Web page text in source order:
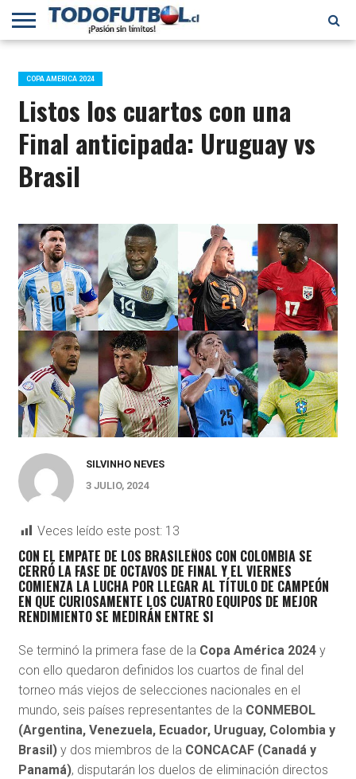
PRIMERA
B
SELECCIÓN
CHILENA
CHILENOS
EN EL
MUNDO
FÚTBOL
INTERNACIONAL
COPA AMERICA 2024
Listos los cuartos con una
Final anticipada: Uruguay vs
Brasil
SILVINHO NEVES
3 JULIO, 2024
Veces leído este post: 13
CON EL EMPATE DE LOS BRASILEÑOS CON COLOMBIA SE
CERRÓ LA FASE DE OCTAVOS DE FINAL Y EL VIERNES
COMIENZA LA LUCHA POR LLEGAR AL TÍTULO DE CAMPEÓN
EN QUE CURIOSAMENTE LOS CUATRO EQUIPOS DE MEJOR
RENDIMIENTO SE MEDIRÁN ENTRE SI
Se terminó la primera fase de la Copa América 2024y
con ello quedaron definidos los cuartos de final del
torneo más viejos de selecciones nacionales en el
mundo, seis países representantes de la CONMEBOL
(Argentina, Venezuela, Ecuador, Uruguay, Colombia y
Brasil)y dos miembros de la CONCACAF (Canadá y
Panamá), disputarán los duelos de eliminación directos